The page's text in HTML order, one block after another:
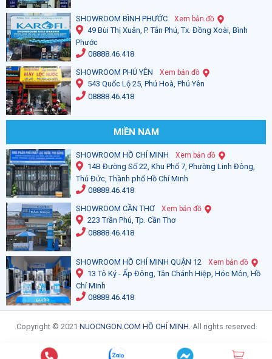
SHOWROOM BÌNH PHƯỚC Xem bản đồ
49 Bùi Thị Xuân, P. Tân Phú, Tx. Đồng Xoài, Bình
Phước
08888.46.418
SHOWROOM PHÚ YÊN Xem bản đồ
543 Quốc Lộ 25, Phú Hoà, Phú Yên
08888.46.418
MIỀN NAM
SHOWROOM HỒ CHÍ MINH Xem bản đồ
14B Đường Số 22, Khu Phố 7, Phường Linh Đông,
Thủ Đức, Thành phố Hồ Chí Minh
08888.46.418
SHOWROOM CẦN THƠ Xem bản đồ
223 Trần Phú, Tp. Cần Thơ
08888.46.418
SHOWROOM HỒ CHÍ MINH QUẬN 12 Xem bản đồ
13 Tô Ký - Ấp Đông, Tân Chánh Hiệp, Hóc Môn, Hồ
Chí Minh
08888.46.418
.Copyright © 2021 NUOCNGON.COM HỒ CHÍ MINH . All rights reserved.
Sản phẩm Máy lọc nước Karofi Chính Hãng , Linh kiện máy lọc